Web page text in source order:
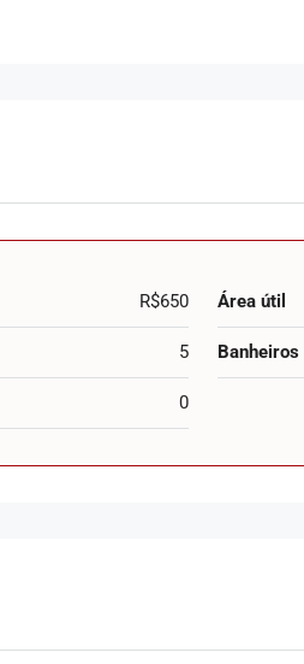
R$650 Área útil
5 Banheiros
0
dos Carinás, Indianópolis, Moema,